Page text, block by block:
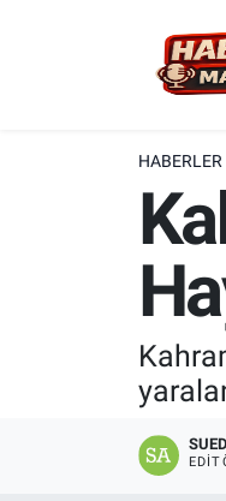
HABERLER
YEREL YÖNETİM
GÜNCEL
BİLİM VE
EKONOMİ
Nöbetçi
Hava Durumu
Trafik Durumu
Süper Lig Puan
Son Dakika
Haber Arşivi